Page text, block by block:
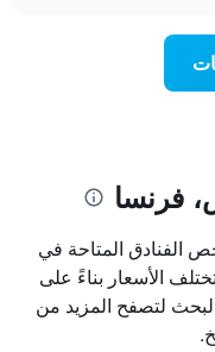
فرنسا
الفنادق المتاحة في
الأسعار بناءً على
لتصفح المزيد من